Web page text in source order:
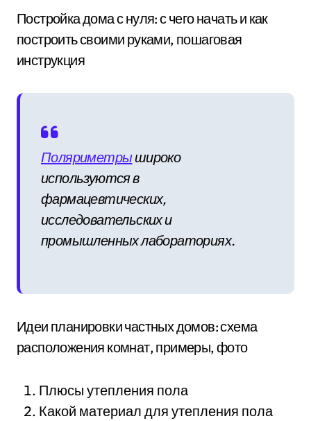
Постройка дома с нуля: с чего начать и как
построить своими руками, пошаговая
инструкция
Поляриметрышироко
используются в
фармацевтических,
исследовательских и
промышленных лабораториях.
Идеи планировки частных домов: схема
расположения комнат, примеры, фото
Плюсы утепления пола
Какой материал для утепления пола